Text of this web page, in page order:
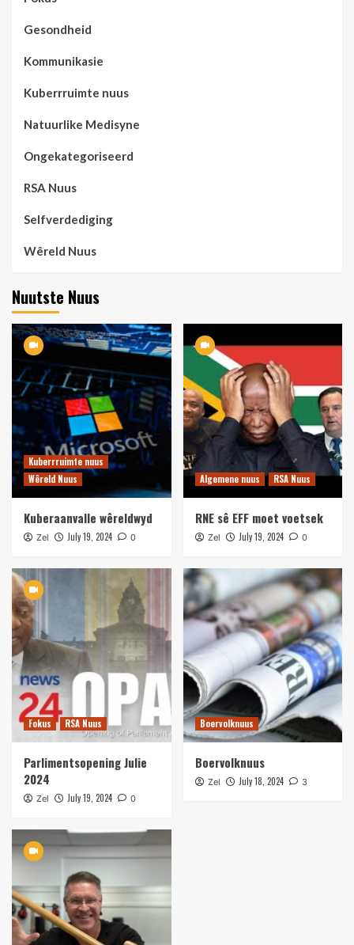
Gesondheid
Kommunikasie
Kuberrruimte nuus
Natuurlike Medisyne
Ongekategoriseerd
RSA Nuus
Selfverdediging
Wêreld Nuus
Nuutste Nuus
Kuberrruimte nuus
Wêreld Nuus
Kuberaanvalle wêreldwyd
Zel July 19, 2024 0
Algemene nuus RSA Nuus
RNE sê EFF moet voetsek
Zel July 19, 2024 0
Fokus RSA Nuus
Parlimentsopening Julie
2024
Zel July 19, 2024 0
Boervolknuus
Boervolknuus
Zel July 18, 2024 3